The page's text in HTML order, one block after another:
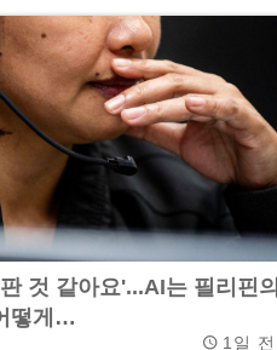
것 같아요'...AI는 필리핀의
떻게…
1일 전